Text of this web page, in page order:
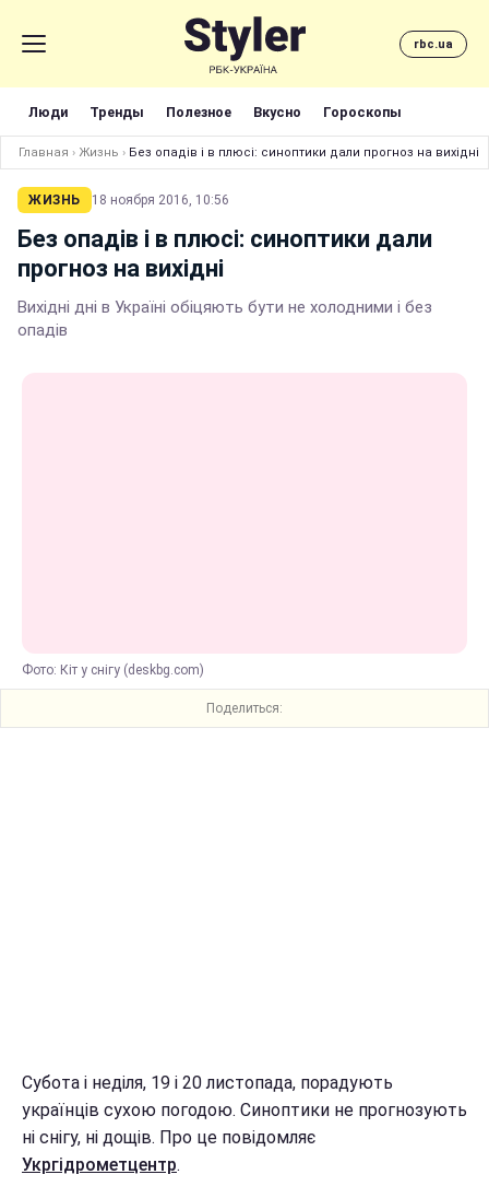
rbc.ua
Люди Тренды Полезное Вкусно Гороскопы
Главная › Жизнь › Без опадів і в плюсі: синоптики дали прогноз на вихідні
ЖИЗНЬ 18 ноября 2016, 10:56
Без опадів і в плюсі: синоптики дали
прогноз на вихідні
Вихідні дні в Україні обіцяють бути не холодними і без
опадів
Фото: Кіт у снігу (deskbg.com)
Поделиться:
Субота і неділя, 19 і 20 листопада, порадують
українців сухою погодою. Синоптики не прогнозують
ні снігу, ні дощів. Про це повідомляє
Укргідрометцентр.